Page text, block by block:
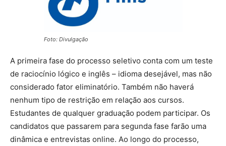
Foto: Divulgação
A primeira fase do processo seletivo conta com um teste
de raciocínio lógico e inglês – idioma desejável, mas não
considerado fator eliminatório. Também não haverá
nenhum tipo de restrição em relação aos cursos.
Estudantes de qualquer graduação podem participar. Os
candidatos que passarem para segunda fase farão uma
dinâmica e entrevistas online. Ao longo do processo,